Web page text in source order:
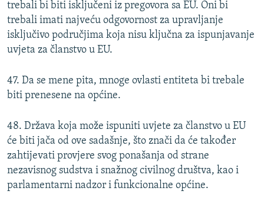
trebali bi biti isključeni iz pregovora sa EU. Oni bi
trebali imati najveću odgovornost za upravljanje
isključivo područjima koja nisu ključna za ispunjavanje
uvjeta za članstvo u EU.
47. Da se mene pita, mnoge ovlasti entiteta bi trebale
biti prenesene na općine.
48. Država koja može ispuniti uvjete za članstvo u EU
će biti jača od ove sadašnje, što znači da će također
zahtijevati provjere svog ponašanja od strane
nezavisnog sudstva i snažnog civilnog društva, kao i
parlamentarni nadzor i funkcionalne općine.